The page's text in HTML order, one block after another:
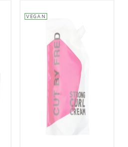
VEGAN
CUT BY FRED
Strong Curl
Cream
30,00€